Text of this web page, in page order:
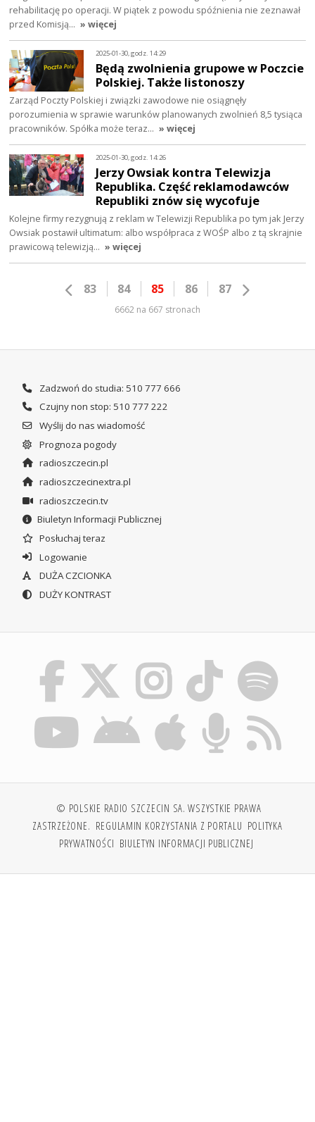
rehabilitację po operacji. W piątek z powodu spóźnienia nie zeznawał
przed Komisją… » więcej
2025-01-30, godz. 14:29
Będą zwolnienia grupowe w Poczcie
Polskiej. Także listonoszy
Zarząd Poczty Polskiej i związki zawodowe nie osiągnęły
porozumienia w sprawie warunków planowanych zwolnień 8,5 tysiąca
pracowników. Spółka może teraz… » więcej
2025-01-30, godz. 14:26
Jerzy Owsiak kontra Telewizja
Republika. Część reklamodawców
Republiki znów się wycofuje
Kolejne firmy rezygnują z reklam w Telewizji Republika po tym jak Jerzy
Owsiak postawił ultimatum: albo współpraca z WOŚP albo z tą skrajnie
prawicową telewizją… » więcej
83 84 85 86 87
6662 na 667 stronach
Zadzwoń do studia: 510 777 666
Czujny non stop: 510 777 222
Wyślij do nas wiadomość
Prognoza pogody
radioszczecin.pl
radioszczecinextra.pl
radioszczecin.tv
Biuletyn Informacji Publicznej
Posłuchaj teraz
Logowanie
DUŻA CZCIONKA
DUŻY KONTRAST
© POLSKIE RADIO SZCZECIN SA. WSZYSTKIE PRAWA
ZASTRZEŻONE. REGULAMIN KORZYSTANIA Z PORTALU POLITYKA
PRYWATNOŚCI BIULETYN INFORMACJI PUBLICZNEJ